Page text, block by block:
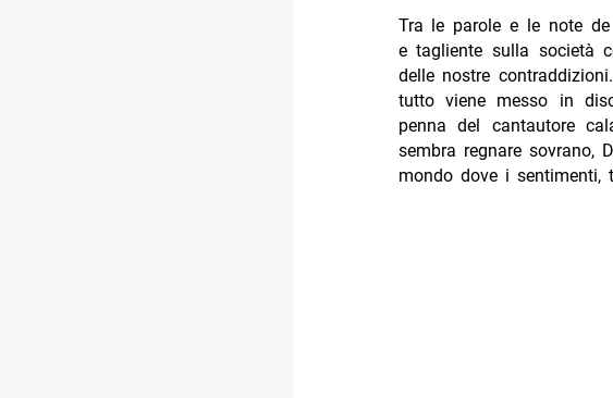
Tra le parole e le note
e tagliente sulla società
delle nostre
tutto viene messo in
penna del cantautore
sembra regnare sovrano,
mondo dove i sentimenti,